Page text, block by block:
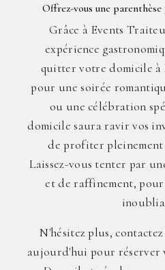
Offrez-vous une
Grâce à Events
expérience
quitter votre domicile à
pour une soirée
ou une célébration
domicile saura ravir vos
de profiter pleinement
Laissez-vous tenter par
et de raffinement,
N'hésitez plus,
aujourd'hui pour réserver